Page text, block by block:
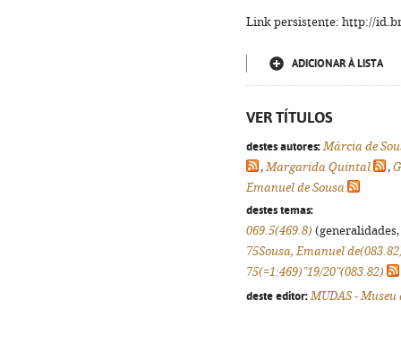
Link persistente: http://
ADICIONAR À LISTA
VER TÍTULOS
destes autores: Márcia de
,Margarida Quintal ,
Emanuel de Sousa
destes temas:
069.5(469.8)
75Sousa, Emanuel
75(=1:469)"19/20"(083.82)
deste editor: MUDAS -